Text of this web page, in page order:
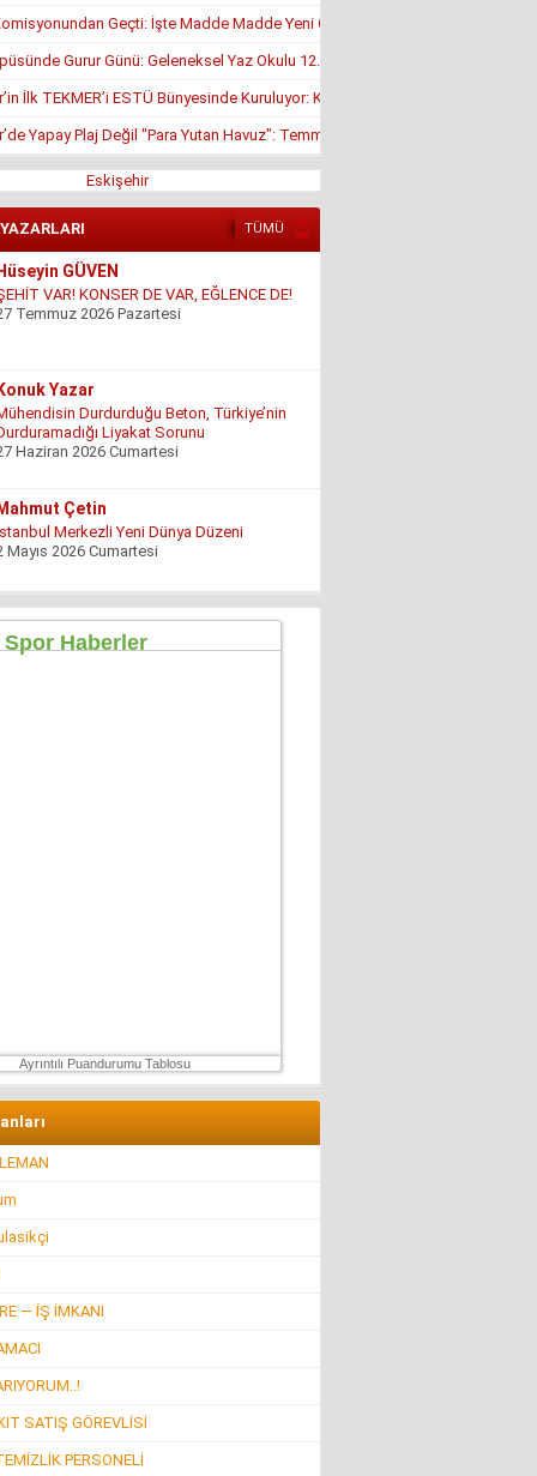
Geçti: İşte Madde Madde Yeni Öğrenci Affı Rehberi
Gurur Günü: Geleneksel Yaz Okulu 12. Kez Kapanış Yaptı
İlk TEKMER’i ESTÜ Bünyesinde Kuruluyor: KOSGEB Onayı Geldi
Yapay Plaj Değil "Para Yutan Havuz": Temmuz Ortasında Hâlâ Kapalı!
Eskişehir
TÜMÜ
Yazar
Durdurduğu Beton, Türkiye’nin
Liyakat Sorunu
Çetin
Merkezli Yeni Dünya Düzeni
Mayıs 2026 Cumartesi
Turan
Görünmeyen Hayır Kapısı
Şubat 2026 Pazar
TIKIZ
Merkezinde Tepinmeyi Bırakın Artık
Ayrıntılı Puandurumu Tablosu
— İŞ İMKANI
SATIŞ GÖREVLİSİ
PERSONELİ